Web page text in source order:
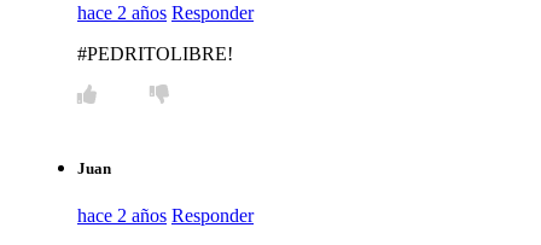
hace 2 años Responder
#PEDRITOLIBRE!
Juan
hace 2 años Responder